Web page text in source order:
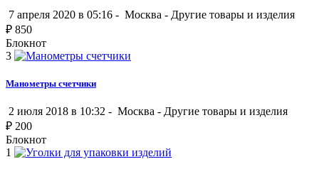
7 апреля 2020 в 05:16 - Москва - Другие товары и изделия
₽ 850
Блокнот
3
Манометры счетчики
2 июля 2018 в 10:32 - Москва - Другие товары и изделия
₽ 200
Блокнот
1